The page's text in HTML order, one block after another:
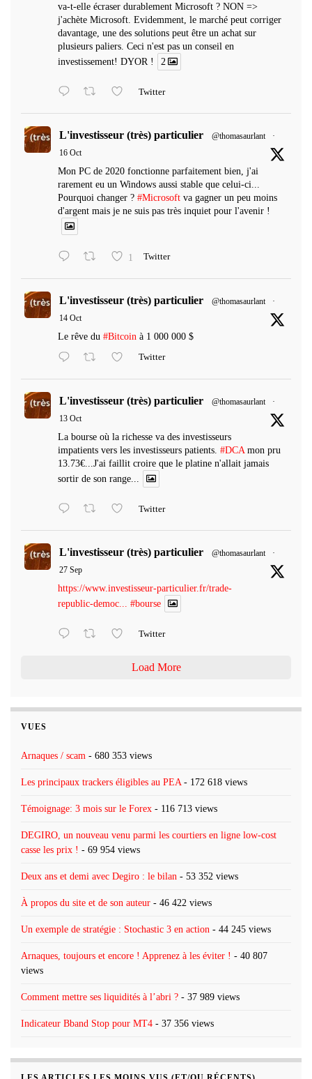
va-t-elle écraser durablement Microsoft ? NON =>
j'achète Microsoft. Evidemment, le marché peut corriger
davantage, une des solutions peut être un achat sur
plusieurs paliers. Ceci n'est pas un conseil en
investissement! DYOR !
2
Twitter
L'investisseur (très) particulier @thomasaurlant
·
16 Oct
Mon PC de 2020 fonctionne parfaitement bien, j'ai
rarement eu un Windows aussi stable que celui-ci...
Pourquoi changer ? #Microsoft va gagner un peu moins
d'argent mais je ne suis pas très inquiet pour l'avenir !
1 Twitter
L'investisseur (très) particulier @thomasaurlant
·
14 Oct
Le rêve du #Bitcoin à 1 000 000 $
Twitter
L'investisseur (très) particulier @thomasaurlant
·
13 Oct
La bourse où la richesse va des investisseurs
impatients vers les investisseurs patients. #DCA mon pru
13.73€...J'ai faillit croire que le platine n'allait jamais
sortir de son range...
Twitter
L'investisseur (très) particulier @thomasaurlant
·
27 Sep
https://www.investisseur-particulier.fr/trade-
republic-democ... #bourse
Twitter
Load More
VUES
Arnaques / scam - 680 353 views
Les principaux trackers éligibles au PEA - 172 618 views
Témoignage: 3 mois sur le Forex - 116 713 views
DEGIRO, un nouveau venu parmi les courtiers en ligne low-cost
casse les prix ! - 69 954 views
Deux ans et demi avec Degiro : le bilan - 53 352 views
À propos du site et de son auteur - 46 422 views
Un exemple de stratégie : Stochastic 3 en action - 44 245 views
Arnaques, toujours et encore ! Apprenez à les éviter ! - 40 807
views
Comment mettre ses liquidités à l’abri ? - 37 989 views
Indicateur Bband Stop pour MT4 - 37 356 views